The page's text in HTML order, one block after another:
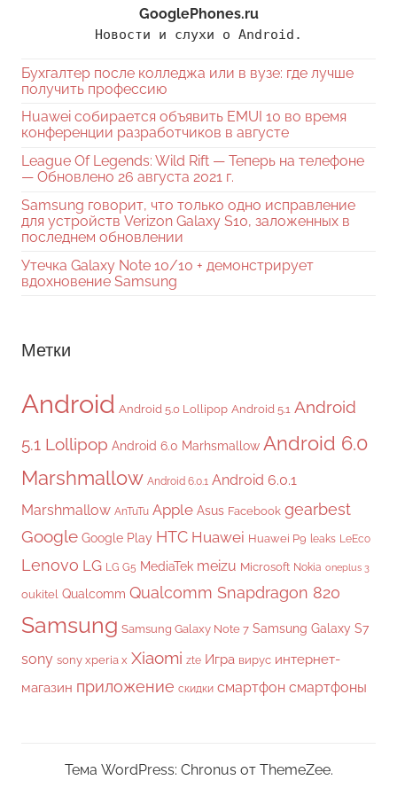
GooglePhones.ru
Новости и слухи о Android.
Бухгалтер после колледжа или в вузе: где лучше
получить профессию
Huawei собирается объявить EMUI 10 во время
конференции разработчиков в августе
League Of Legends: Wild Rift — Теперь на телефоне
— Обновлено 26 августа 2021 г.
Samsung говорит, что только одно исправление
для устройств Verizon Galaxy S10, заложенных в
последнем обновлении
Утечка Galaxy Note 10/10 + демонстрирует
вдохновение Samsung
Метки
Android Android 5.0 Lollipop Android 5.1 Android
5.1 Lollipop Android 6.0 Marhsmallow Android 6.0
Marshmallow Android 6.0.1 Android 6.0.1
Marshmallow AnTuTu Apple Asus Facebook gearbest
Google Google Play HTC Huawei Huawei P9 leaks LeEco
Lenovo LG LG G5 MediaTek meizu Microsoft Nokia oneplus 3
oukitel Qualcomm Qualcomm Snapdragon 820
Samsung Samsung Galaxy Note 7 Samsung Galaxy S7
sony sony xperia x Xiaomi zte Игра вирус интернет-
магазин приложение скидки смартфон смартфоны
Тема WordPress: Chronus от ThemeZee.